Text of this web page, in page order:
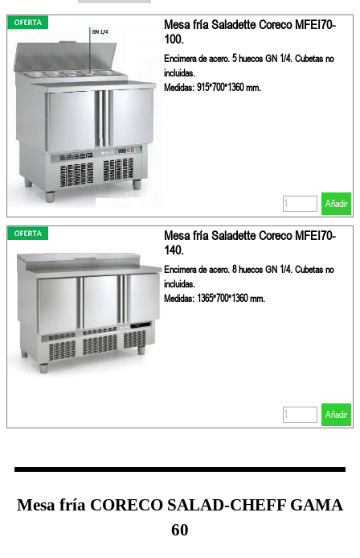
Mesa fría Saladette Coreco MFEI70-
100.
Encimera de acero. 5 huecos GN 1/4. Cubetas no
incluidas.
Medidas: 915*700*1360 mm.
Añadir
Mesa fría Saladette Coreco MFEI70-
140.
Encimera de acero. 8 huecos GN 1/4. Cubetas no
incluidas.
Medidas: 1365*700*1360 mm.
Añadir
Mesa fría CORECO SALAD-CHEFF GAMA
60